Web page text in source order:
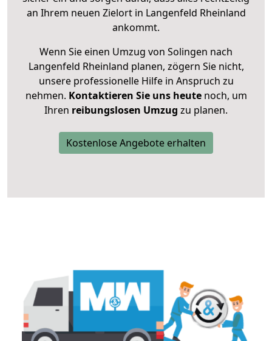
an Ihrem neuen Zielort in Langenfeld Rheinland
ankommt.
Wenn Sie einen Umzug von Solingen nach
Langenfeld Rheinland planen, zögern Sie nicht,
unsere professionelle Hilfe in Anspruch zu
nehmen. Kontaktieren Sie uns heutenoch, um
Ihren reibungslosen Umzug zu planen.
Kostenlose Angebote erhalten